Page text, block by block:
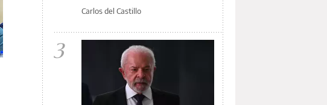
Carlos del Castillo
3